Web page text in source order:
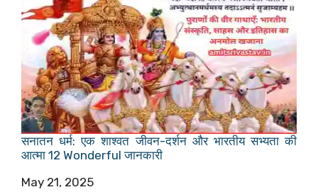
सनातन धर्म: एक शाश्वत जीवन-दर्शन और भारतीय सभ्यता की
आत्मा 12 Wonderful जानकारी
Date
May 21, 2025